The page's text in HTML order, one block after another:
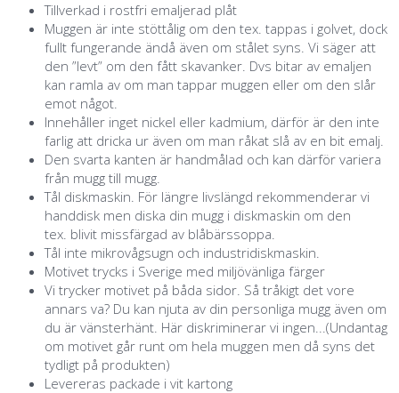
Tillverkad i rostfri emaljerad plåt
Muggen är inte stöttålig om den tex. tappas i golvet, dock
fullt fungerande ändå även om stålet syns. Vi säger att
den ”levt” om den fått skavanker. Dvs bitar av emaljen
kan ramla av om man tappar muggen eller om den slår
emot något.
Innehåller inget nickel eller kadmium, därför är den inte
farlig att dricka ur även om man råkat slå av en bit emalj.
Den svarta kanten är handmålad och kan därför variera
från mugg till mugg.
Tål diskmaskin. För längre livslängd rekommenderar vi
handdisk men diska din mugg i diskmaskin om den
tex. blivit missfärgad av blåbärssoppa.
Tål inte mikrovågsugn och industridiskmaskin.
Motivet trycks i Sverige med miljövänliga färger
Vi trycker motivet på båda sidor. Så tråkigt det vore
annars va? Du kan njuta av din personliga mugg även om
du är vänsterhänt. Här diskriminerar vi ingen...(Undantag
om motivet går runt om hela muggen men då syns det
tydligt på produkten)
Levereras packade i vit kartong